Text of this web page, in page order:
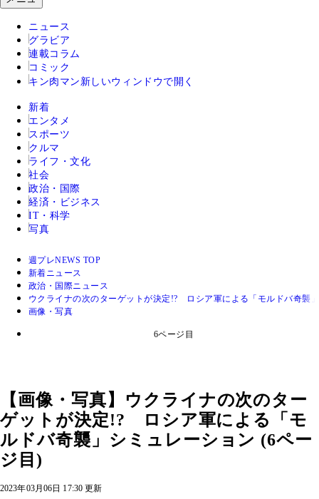
ニュース
グラビア
連載コラム
コミック
キン肉マン 新しいウィンドウで開く
新着
エンタメ
スポーツ
クルマ
ライフ・文化
社会
政治・国際
経済・ビジネス
IT・科学
写真
週プレNEWS TOP
新着ニュース
政治・国際ニュース
ウクライナの次のターゲットが決定!? ロシア軍による「モルドバ奇襲
画像・写真
6ページ目
【画像・写真】ウクライナの次のター
ゲットが決定!? ロシア軍による「モ
ルドバ奇襲」シミュレーション (6ペー
ジ目)
2023年03月06日 17:30 更新